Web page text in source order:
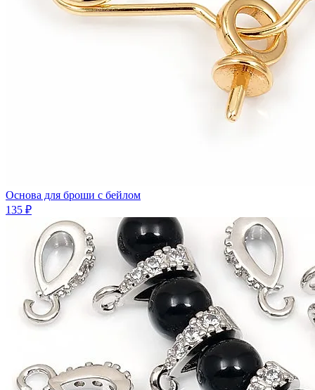
Основа для броши с бейлом
135 ₽